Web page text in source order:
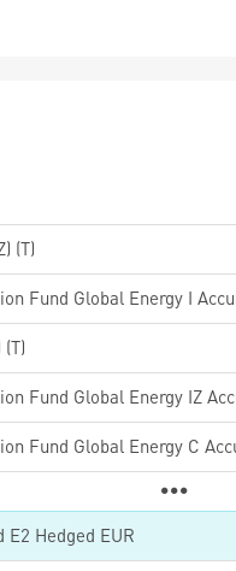
(T)
Fund Global Energy I
Fund Global Energy IZ
Fund Global Energy C
E2 Hedged EUR